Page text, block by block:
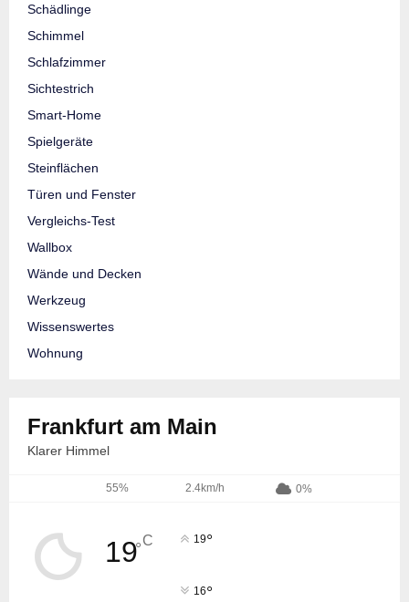
Schädlinge
Schimmel
Schlafzimmer
Sichtestrich
Smart-Home
Spielgeräte
Steinflächen
Türen und Fenster
Vergleichs-Test
Wallbox
Wände und Decken
Werkzeug
Wissenswertes
Wohnung
Frankfurt am Main
Klarer Himmel
55% 2.4km/h 0%
19°C 19°
16°